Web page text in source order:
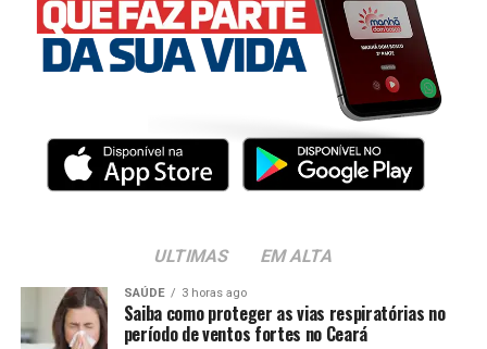
ULTIMAS EM ALTA
SAÚDE 3 horas ago
Saiba como proteger as vias respiratórias no
período de ventos fortes no Ceará